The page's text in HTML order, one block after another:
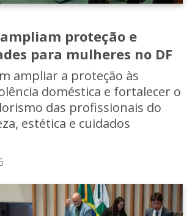
proteção e
para mulheres no DF
ampliar a proteção às
doméstica e fortalecer o
das profissionais do
estética e cuidados